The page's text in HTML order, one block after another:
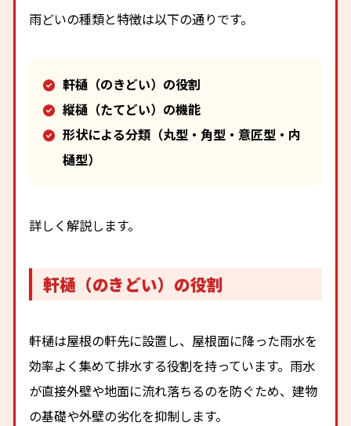
雨どいの種類と特徴は以下の通りです。
軒樋（のきどい）の役割
縦樋（たてどい）の機能
形状による分類（丸型・角型・意匠型・内
樋型）
詳しく解説します。
軒樋（のきどい）の役割
軒樋は屋根の軒先に設置し、屋根面に降った雨水を
効率よく集めて排水する役割を持っています。雨水
が直接外壁や地面に流れ落ちるのを防ぐため、建物
の基礎や外壁の劣化を抑制します。